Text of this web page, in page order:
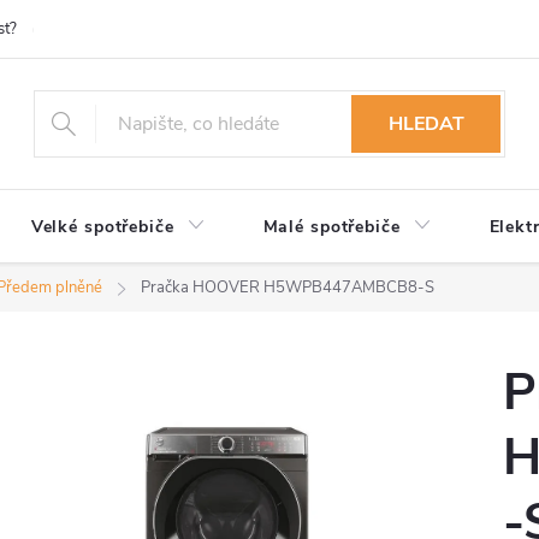
HLEDAT
Velké spotřebiče Malé spotřebiče
plněné Pračka HOOVER H5WPB447AMBCB8-S
-